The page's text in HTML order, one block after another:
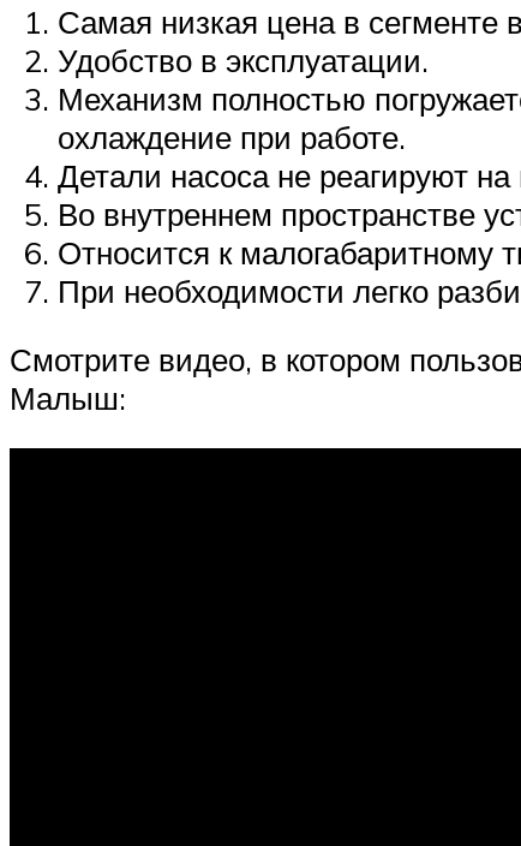
Самая низкая цена в сегменте
Удобство в эксплуатации.
Механизм полностью
охлаждение при работе.
Детали насоса не реагируют
Во внутреннем пространстве
Относится к малогабаритному
При необходимости легко
Смотрите видео, в котором
Малыш: